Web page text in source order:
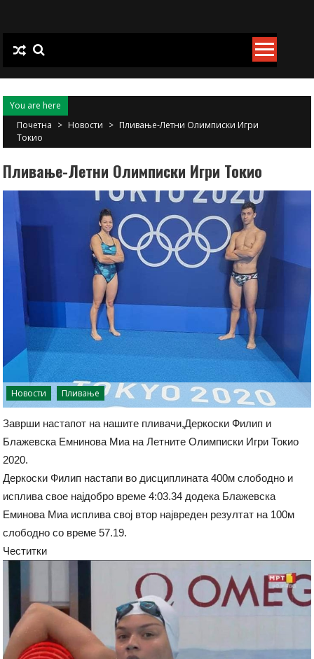
content
You are here
Почетна > Новости > Пливање-Летни Олимписки Игри
Токио
Пливање-Летни Олимписки Игри Токио
Новости Пливање
Заврши настапот на нашите пливачи,Деркоски Филип и
Блажевска Емнинова Миа на Летните Олимписки Игри Токио
2020.
Деркоски Филип настапи во дисциплината 400м слободно и
исплива свое најдобро време 4:03.34 додека Блажевска
Еминова Миа исплива свој втор највреден резултат на 100м
слободно со време 57.19.
Честитки